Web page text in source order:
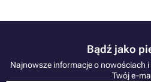
Bądź jako
Najnowsze informacje o nowościach
Twój e-